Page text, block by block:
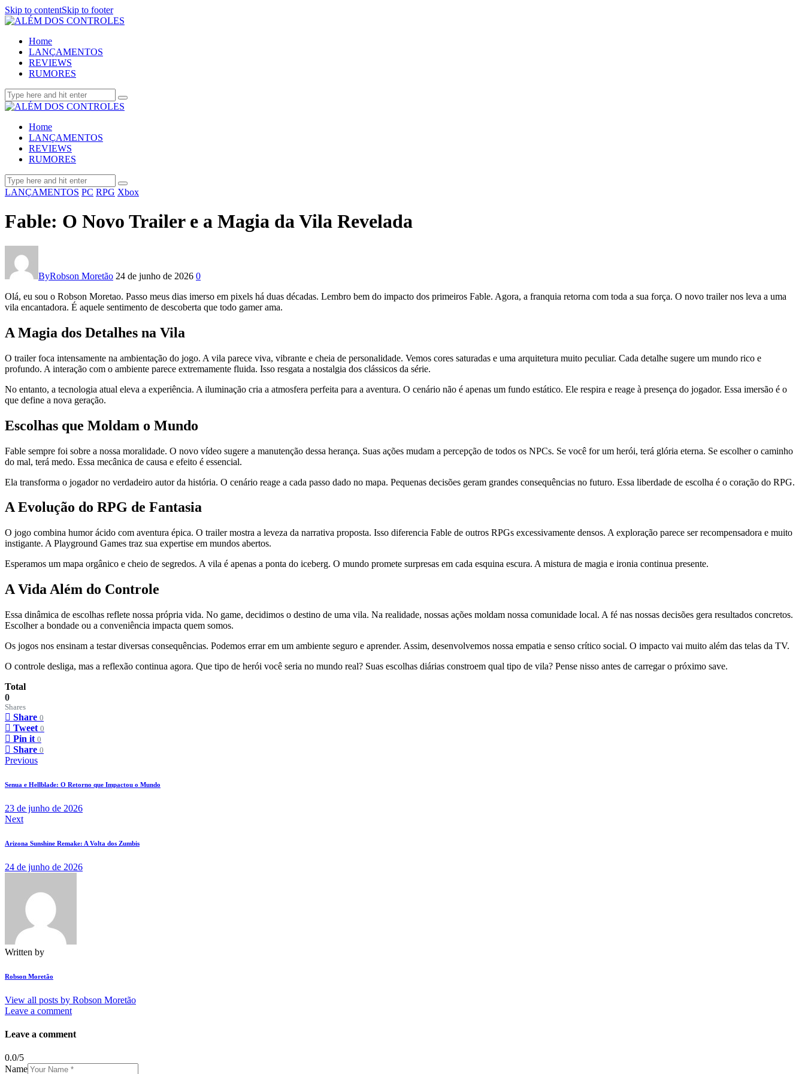
Skip to contentSkip to footer
Home
LANÇAMENTOS
REVIEWS
RUMORES
Home
LANÇAMENTOS
REVIEWS
RUMORES
LANÇAMENTOS PC RPG Xbox
Fable: O Novo Trailer e a Magia da Vila Revelada
ByRobson Moretão 24 de junho de 2026 0
Olá, eu sou o Robson Moretao. Passo meus dias imerso em pixels há duas décadas. Lembro bem do impacto dos primeiros Fable. Agora, a franquia retorna com toda a sua força. O novo trailer nos leva a uma
vila encantadora. É aquele sentimento de descoberta que todo gamer ama.
A Magia dos Detalhes na Vila
O trailer foca intensamente na ambientação do jogo. A vila parece viva, vibrante e cheia de personalidade. Vemos cores saturadas e uma arquitetura muito peculiar. Cada detalhe sugere um mundo rico e
profundo. A interação com o ambiente parece extremamente fluida. Isso resgata a nostalgia dos clássicos da série.
No entanto, a tecnologia atual eleva a experiência. A iluminação cria a atmosfera perfeita para a aventura. O cenário não é apenas um fundo estático. Ele respira e reage à presença do jogador. Essa imersão é o
que define a nova geração.
Escolhas que Moldam o Mundo
Fable sempre foi sobre a nossa moralidade. O novo vídeo sugere a manutenção dessa herança. Suas ações mudam a percepção de todos os NPCs. Se você for um herói, terá glória eterna. Se escolher o caminho
do mal, terá medo. Essa mecânica de causa e efeito é essencial.
Ela transforma o jogador no verdadeiro autor da história. O cenário reage a cada passo dado no mapa. Pequenas decisões geram grandes consequências no futuro. Essa liberdade de escolha é o coração do RPG.
A Evolução do RPG de Fantasia
O jogo combina humor ácido com aventura épica. O trailer mostra a leveza da narrativa proposta. Isso diferencia Fable de outros RPGs excessivamente densos. A exploração parece ser recompensadora e muito
instigante. A Playground Games traz sua expertise em mundos abertos.
Esperamos um mapa orgânico e cheio de segredos. A vila é apenas a ponta do iceberg. O mundo promete surpresas em cada esquina escura. A mistura de magia e ironia continua presente.
A Vida Além do Controle
Essa dinâmica de escolhas reflete nossa própria vida. No game, decidimos o destino de uma vila. Na realidade, nossas ações moldam nossa comunidade local. A fé nas nossas decisões gera resultados concretos.
Escolher a bondade ou a conveniência impacta quem somos.
Os jogos nos ensinam a testar diversas consequências. Podemos errar em um ambiente seguro e aprender. Assim, desenvolvemos nossa empatia e senso crítico social. O impacto vai muito além das telas da TV.
O controle desliga, mas a reflexão continua agora. Que tipo de herói você seria no mundo real? Suas escolhas diárias constroem qual tipo de vila? Pense nisso antes de carregar o próximo save.
Total
0
Shares
Share 0
Tweet 0
Pin it 0
Share 0
Navegação
de
Previous
Senua e Hellblade: O Retorno que Impactou o Mundo
23 de junho de 2026
Next
Arizona Sunshine Remake: A Volta dos Zumbis
24 de junho de 2026
Written by
Robson Moretão
View all posts by Robson Moretão
Leave a comment
Leave a comment
0.0/5
Name